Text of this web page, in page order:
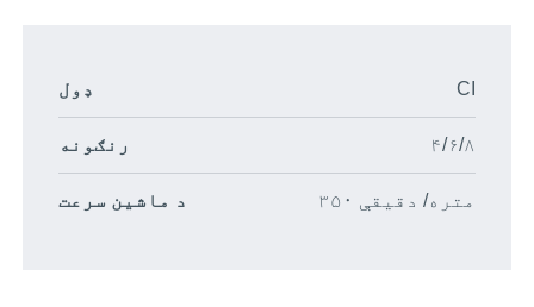
ډول CI
رنګونه ۴/۶/۸
د ماشین سرعت ۳۵۰ متره/ دقیقې